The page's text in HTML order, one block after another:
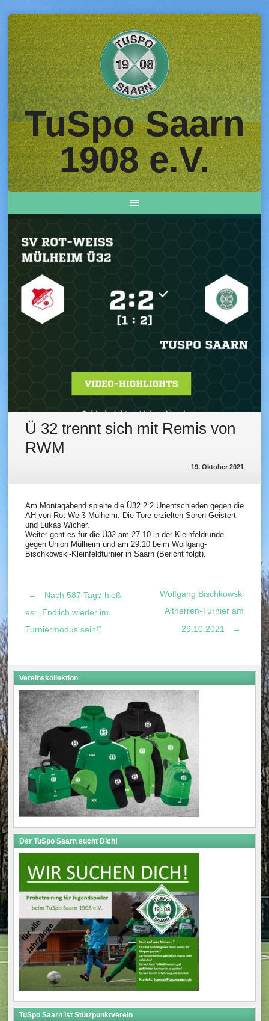
Skip
to
content
TuSpo Saarn
1908 e.V.
Ü 32 trennt sich mit Remis von
RWM
19. Oktober 2021
Am Montagabend spielte die Ü32 2:2 Unentschieden gegen die
AH von Rot-Weiß Mülheim. Die Tore erzielten Sören Geistert
und Lukas Wicher.
Weiter geht es für die Ü32 am 27.10 in der Kleinfeldrunde
gegen Union Mülheim und am 29.10 beim Wolfgang-
Bischkowski-Kleinfeldturnier in Saarn (Bericht folgt).
Post
←
Nach 587 Tage hieß
es: „Endlich wieder im
Turniermodus sein!“
Wolfgang Bischkowski
Altherren-Turnier am
29.10.2021
→
Vereinskollektion
Der TuSpo Saarn sucht Dich!
TuSpo Saarn ist Stützpunktverein